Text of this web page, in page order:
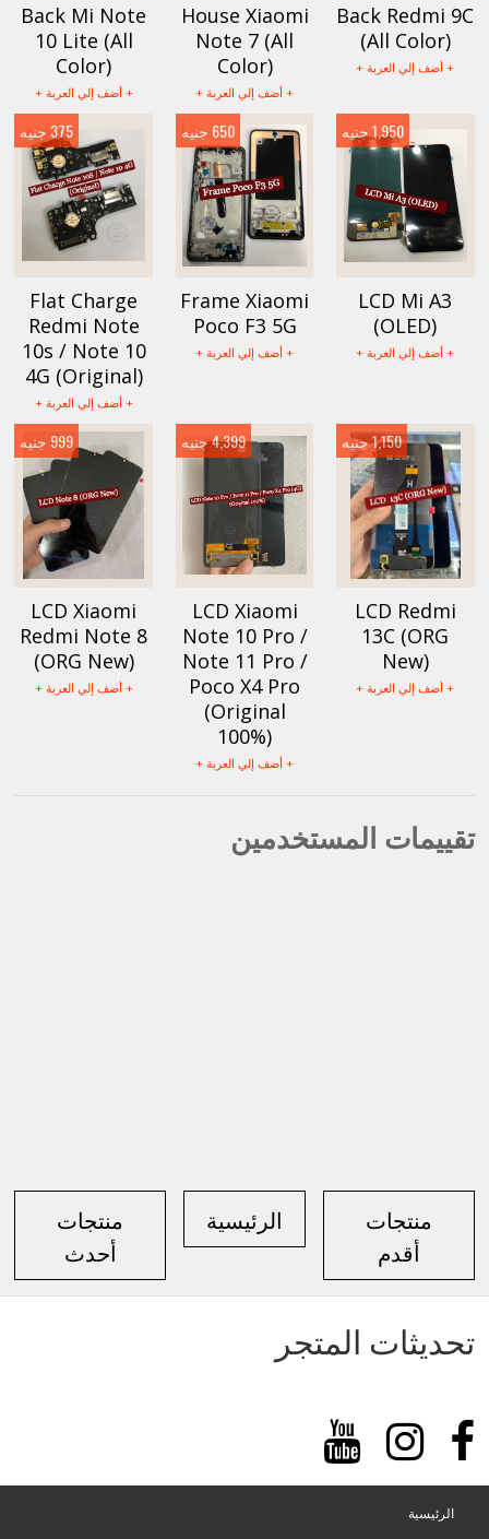
Back Redmi 9C
(All Color)
+ أضف إلي العربة +
House Xiaomi
Note 7 (All
Color)
+ أضف إلي العربة +
Back Mi Note
10 Lite (All
Color)
+ أضف إلي العربة +
LCD Mi A3
(OLED)
+ أضف إلي العربة +
1,950 جنيه
Frame Xiaomi
Poco F3 5G
+ أضف إلي العربة +
650 جنيه
Flat Charge
Redmi Note
10s / Note 10
4G (Original)
+ أضف إلي العربة +
375 جنيه
LCD Redmi
13C (ORG
New)
+ أضف إلي العربة +
1,150 جنيه
LCD Xiaomi
Note 10 Pro /
Note 11 Pro /
Poco X4 Pro
(Original
100%)
+ أضف إلي العربة +
4,399 جنيه
LCD Xiaomi
Redmi Note 8
(ORG New)
+ أضف إلي العربة +
999 جنيه
تقييمات المستخدمين
منتجات
أحدث
منتجات
أقدم
الرئيسية
تحديثات المتجر
الرئيسية